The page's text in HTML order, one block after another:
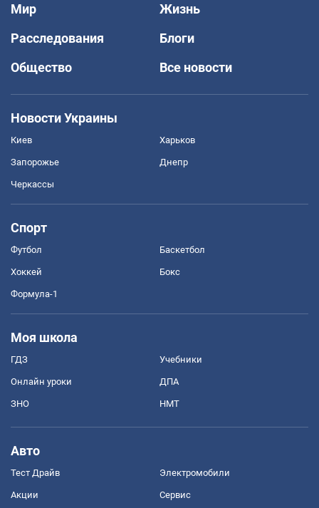
Мир
Жизнь
Расследования
Блоги
Общество
Все новости
Новости Украины
Киев Харьков
Запорожье Днепр
Черкассы
Спорт
Футбол Баскетбол
Хоккей Бокс
Формула-1
Моя школа
ГДЗ Учебники
Онлайн уроки ДПА
ЗНО НМТ
Авто
Тест Драйв Электромобили
Акции Сервис